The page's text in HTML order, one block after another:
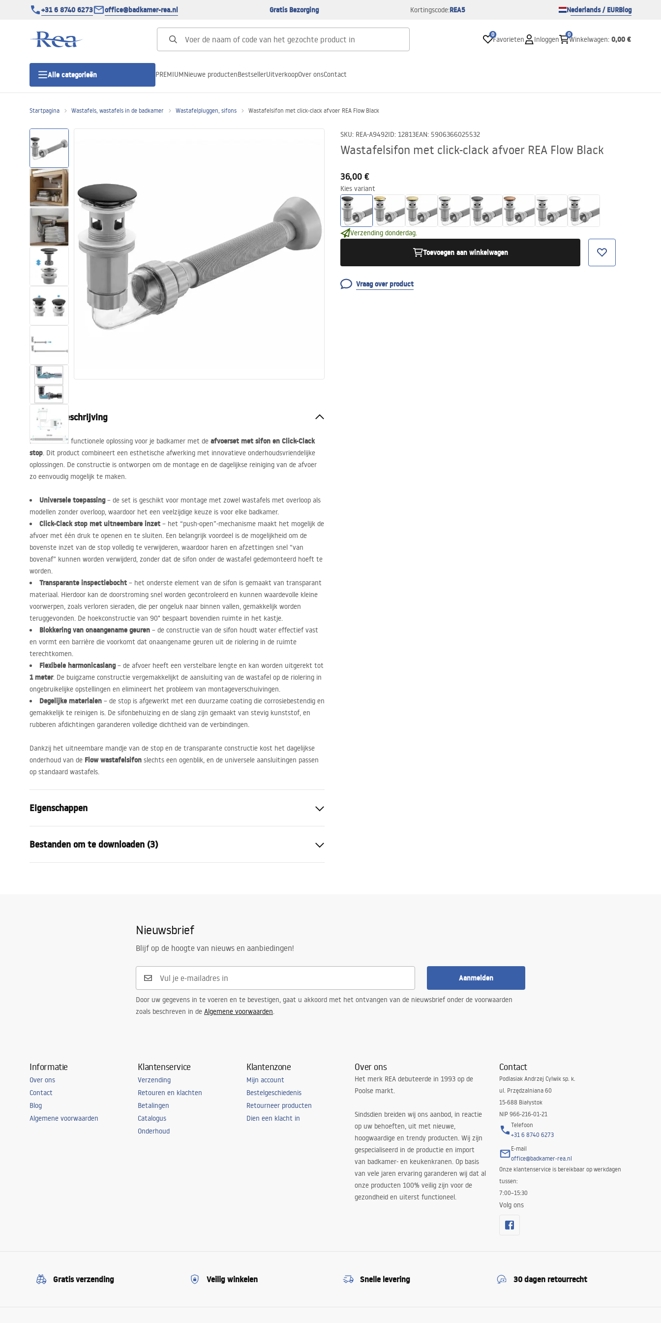
+31 6 8740 6273 office@badkamer-rea.nl Gratis Bezorging Kortingscode:REA5 Nederlands / EURBlog
0
Favorieten Inloggen
0
Winkelwagen: 0,00 €
Alle categorieën
Douchedeur
Douchebakken
Lineaire Douchegoten
Toiletten
Baden en badwanden
Kranen
Keuken
Badkameraccessoires
PREMIUMNieuwe productenBestsellerUitverkoopOver onsContact
Startpagina Wastafels, wastafels in de badkamer Wastafelpluggen, sifons Wastafelsifon met click-clack afvoer REA Flow Black
SKU: REA-A9492ID: 12813EAN: 5906366025532
Wastafelsifon met click-clack afvoer REA Flow Black
36,00 €
Kies variant
Verzending donderdag.
Toevoegen aan winkelwagen
Vraag over product
Productbeschrijving
Kies voor een functionele oplossing voor je badkamer met de afvoerset met sifon en Click-Clack
stop. Dit product combineert een esthetische afwerking met innovatieve onderhoudsvriendelijke
oplossingen. De constructie is ontworpen om de montage en de dagelijkse reiniging van de afvoer
zo eenvoudig mogelijk te maken.
Universele toepassing– de set is geschikt voor montage met zowel wastafels met overloop als
modellen zonder overloop, waardoor het een veelzijdige keuze is voor elke badkamer.
Click-Clack stop met uitneembare inzet – het “push-open”-mechanisme maakt het mogelijk de
afvoer met één druk te openen en te sluiten. Een belangrijk voordeel is de mogelijkheid om de
bovenste inzet van de stop volledig te verwijderen, waardoor haren en afzettingen snel “van
bovenaf” kunnen worden verwijderd, zonder dat de sifon onder de wastafel gedemonteerd hoeft te
worden.
Transparante inspectiebocht – het onderste element van de sifon is gemaakt van transparant
materiaal. Hierdoor kan de doorstroming snel worden gecontroleerd en kunnen waardevolle kleine
voorwerpen, zoals verloren sieraden, die per ongeluk naar binnen vallen, gemakkelijk worden
teruggevonden. De hoekconstructie van 90° bespaart bovendien ruimte in het kastje.
Blokkering van onaangename geuren – de constructie van de sifon houdt water effectief vast
en vormt een barrière die voorkomt dat onaangename geuren uit de riolering in de ruimte
terechtkomen.
Flexibele harmonicaslang– de afvoer heeft een verstelbare lengte en kan worden uitgerekt tot
1 meter. De buigzame constructie vergemakkelijkt de aansluiting van de wastafel op de riolering in
ongebruikelijke opstellingen en elimineert het probleem van montageverschuivingen.
Degelijke materialen – de stop is afgewerkt met een duurzame coating die corrosiebestendig en
gemakkelijk te reinigen is. De sifonbehuizing en de slang zijn gemaakt van stevig kunststof, en
rubberen afdichtingen garanderen volledige dichtheid van de verbindingen.
Dankzij het uitneembare mandje van de stop en de transparante constructie kost het dagelijkse
onderhoud van de Flow wastafelsifon slechts een ogenblik, en de universele aansluitingen passen
op standaard wastafels.
Eigenschappen
Materiaal
Kleur
zwart
De diameter van het wastafelgat:
45
45 mm
Bestanden om te downloaden (3)
Instrukcja_nowy_syfon_FLOW.pdf
Nieuwsbrief
Blijf op de hoogte van nieuws en aanbiedingen!
Aanmelden
Door uw gegevens in te voeren en te bevestigen, gaat u akkoord met het ontvangen van de nieuwsbrief onder de voorwaarden
zoals beschreven in de Algemene voorwaarden.
Informatie
Over ons
Contact
Blog
Algemene voorwaarden
Klantenservice
Verzending
Retouren en klachten
Betalingen
Catalogus
Onderhoud
Klantenzone
Mijn account
Bestelgeschiedenis
Retourneer producten
Dien een klacht in
Over ons
Het merk REA debuteerde in 1993 op de
Poolse markt.
Sindsdien breiden wij ons aanbod, in reactie
op uw behoeften, uit met nieuwe,
hoogwaardige en trendy producten. Wij zijn
gespecialiseerd in de productie en import
van badkamer- en keukenkranen. Op basis
van vele jaren ervaring garanderen wij dat al
onze producten 100% veilig zijn voor de
gezondheid en uiterst functioneel.
Contact
Podlasiak Andrzej Cylwik sp. k.
ul. Przędzalniana 60
15-688 Białystok
NIP 966-216-01-21
Telefoon
+31 6 8740 6273
E-mail
office@badkamer-rea.nl
Onze klantenservice is bereikbaar op werkdagen
tussen:
7:00–15:30
Volg ons
Gratis verzending Veilig winkelen Snelle levering 30 dagen retourrecht